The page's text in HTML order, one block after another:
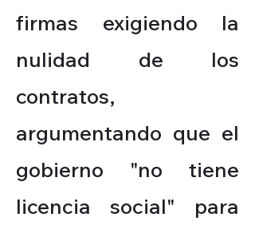
firmas exigiendo la
nulidad de los
contratos,
argumentando que el
gobierno "no tiene
licencia social" para